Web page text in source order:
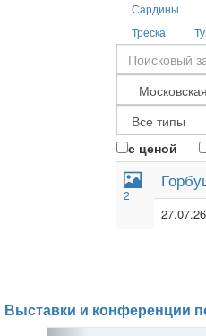
Сардины
Треска
с ценой
2
Выставки и конференции